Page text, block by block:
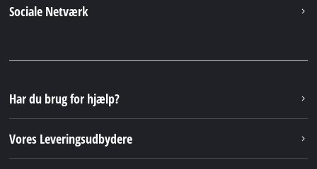
Sociale Netværk
Har du brug for hjælp?
Vores Leveringsudbydere